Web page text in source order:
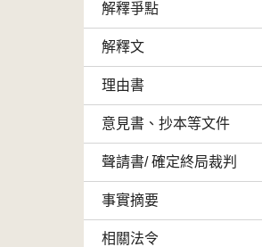
解釋爭點
解釋文
理由書
意見書、抄本等文件
聲請書/ 確定終局裁判
事實摘要
相關法令